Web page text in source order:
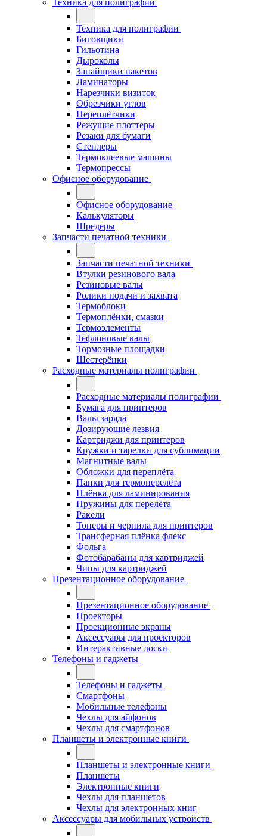
Техника для полиграфии
Техника для полиграфии
Биговщики
Гильотина
Дыроколы
Запайщики пакетов
Ламинаторы
Нарезчики визиток
Обрезчики углов
Переплётчики
Режущие плоттеры
Резаки для бумаги
Степлеры
Термоклеевые машины
Термопрессы
Офисное оборудование
Офисное оборудование
Калькуляторы
Шредеры
Запчасти печатной техники
Запчасти печатной техники
Втулки резинового вала
Резиновые валы
Ролики подачи и захвата
Термоблоки
Термоплёнки, смазки
Термоэлементы
Тефлоновые валы
Тормозные площадки
Шестерёнки
Расходные материалы полиграфии
Расходные материалы полиграфии
Бумага для принтеров
Валы заряда
Дозирующие лезвия
Картриджи для принтеров
Кружки и тарелки для сублимации
Магнитные валы
Обложки для переплёта
Папки для термоперелёта
Плёнка для ламинирования
Пружины для перелёта
Ракели
Тонеры и чернила для принтеров
Трансферная плёнка флекс
Фольга
Фотобарабаны для картриджей
Чипы для картриджей
Презентационное оборудование
Презентационное оборудование
Проекторы
Проекционные экраны
Аксессуары для проекторов
Интерактивные доски
Телефоны и гаджеты
Телефоны и гаджеты
Смартфоны
Мобильные телефоны
Чехлы для айфонов
Чехлы для смартфонов
Планшеты и электронные книги
Планшеты и электронные книги
Планшеты
Электронные книги
Чехлы для планшетов
Чехлы для электронных книг
Аксессуары для мобильных устройств